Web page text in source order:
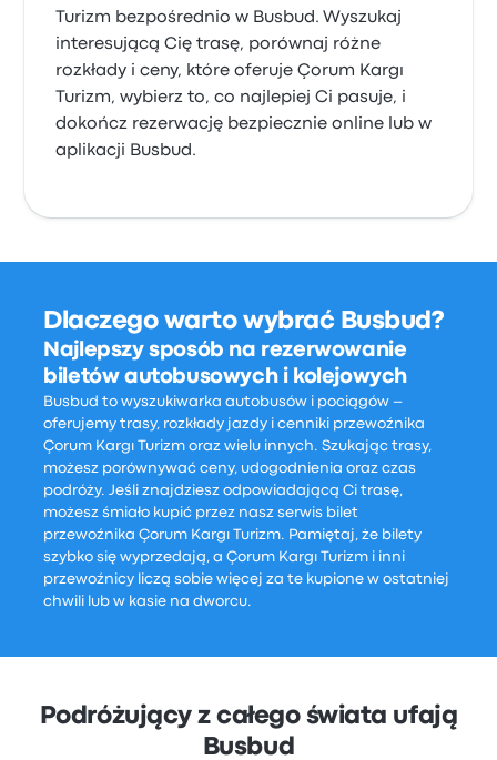
Turizm bezpośrednio w Busbud. Wyszukaj
interesującą Cię trasę, porównaj różne
rozkłady i ceny, które oferuje Çorum Kargı
Turizm, wybierz to, co najlepiej Ci pasuje, i
dokończ rezerwację bezpiecznie online lub w
aplikacji Busbud.
Dlaczego warto wybrać Busbud?
Najlepszy sposób na rezerwowanie
biletów autobusowych i kolejowych
Busbud to wyszukiwarka autobusów i pociągów –
oferujemy trasy, rozkłady jazdy i cenniki przewoźnika
Çorum Kargı Turizm oraz wielu innych. Szukając trasy,
możesz porównywać ceny, udogodnienia oraz czas
podróży. Jeśli znajdziesz odpowiadającą Ci trasę,
możesz śmiało kupić przez nasz serwis bilet
przewoźnika Çorum Kargı Turizm. Pamiętaj, że bilety
szybko się wyprzedają, a Çorum Kargı Turizm i inni
przewoźnicy liczą sobie więcej za te kupione w ostatniej
chwili lub w kasie na dworcu.
Podróżujący z całego świata ufają
Busbud